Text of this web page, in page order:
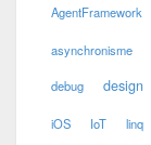
AgentFramework
asynchronisme
debug design
iOS IoT linq